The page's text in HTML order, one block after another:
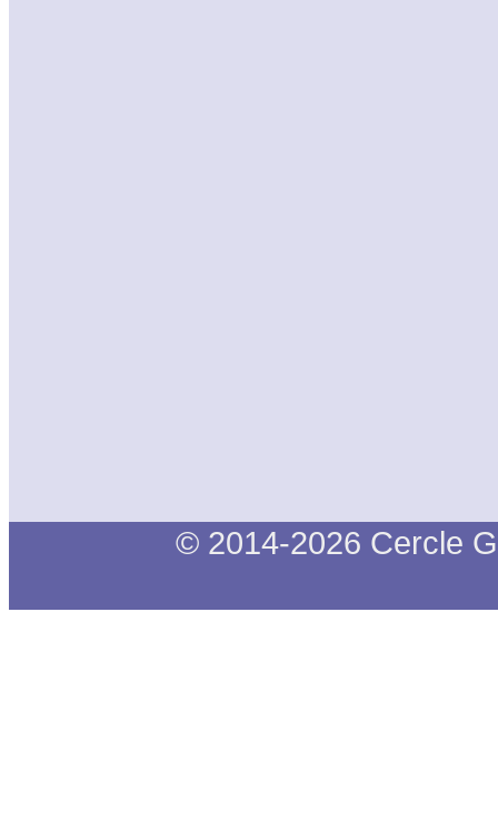
© 2014-2026 Cercle